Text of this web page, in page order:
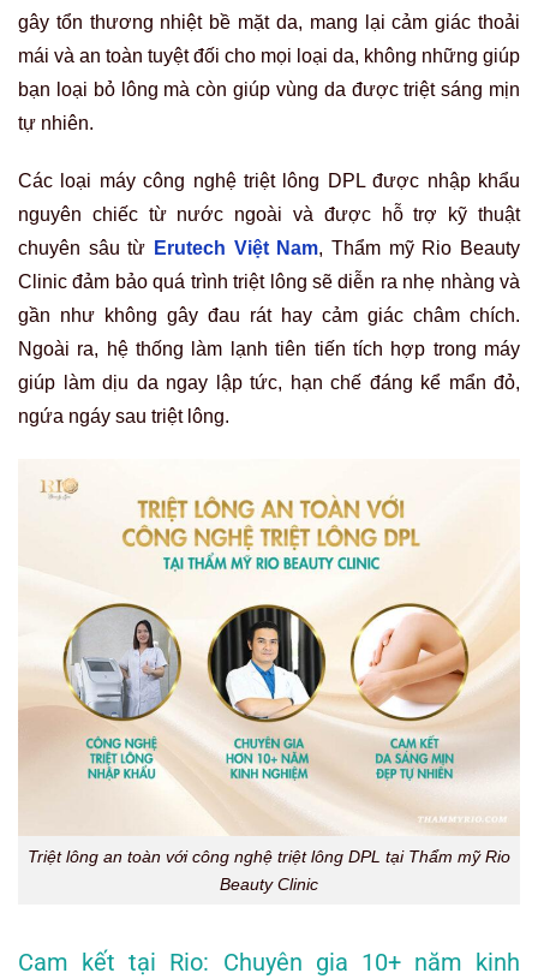
gây tổn thương nhiệt bề mặt da, mang lại cảm giác thoải
mái và an toàn tuyệt đối cho mọi loại da, không những giúp
bạn loại bỏ lông mà còn giúp vùng da được triệt sáng mịn
tự nhiên.
Các loại máy công nghệ triệt lông DPL được nhập khẩu
nguyên chiếc từ nước ngoài và được hỗ trợ kỹ thuật
chuyên sâu từ Erutech Việt Nam, Thẩm mỹ Rio Beauty
Clinic đảm bảo quá trình triệt lông sẽ diễn ra nhẹ nhàng và
gần như không gây đau rát hay cảm giác châm chích.
Ngoài ra, hệ thống làm lạnh tiên tiến tích hợp trong máy
giúp làm dịu da ngay lập tức, hạn chế đáng kể mẩn đỏ,
ngứa ngáy sau triệt lông.
Triệt lông an toàn với công nghệ triệt lông DPL tại Thẩm mỹ Rio
Beauty Clinic
Cam kết tại Rio: Chuyên gia 10+ năm kinh